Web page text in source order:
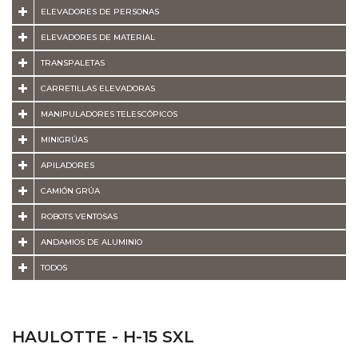
ELEVADORES DE PERSONAS
ELEVADORES DE MATERIAL
TRANSPALETAS
CARRETILLAS ELEVADORAS
MANIPULADORES TELESCÓPICOS
MINIGRÚAS
APILADORES
CAMIÓN GRÚA
ROBOTS VENTOSAS
ANDAMIOS DE ALUMINIO
TODOS
HAULOTTE - H-15 SXL